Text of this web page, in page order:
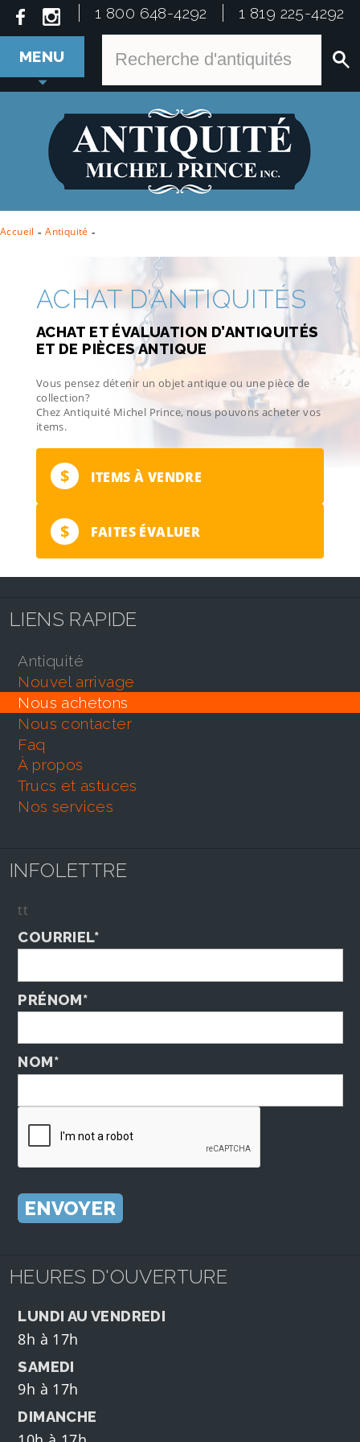
1 800 648-4292 1 819 225-4292
MENU
Accueil - Antiquité -
ACHAT D’ANTIQUITÉS
ACHAT ET ÉVALUATION D’ANTIQUITÉS
ET DE PIÈCES ANTIQUE
Vous pensez détenir un objet antique ou une pièce de
collection?
Chez Antiquité Michel Prince, nous pouvons acheter vos
items.
$ ITEMS À VENDRE
$ FAITES ÉVALUER
LIENS RAPIDE
antiquité
nouvel arrivage
nous achetons
nous contacter
faq
À propos
trucs et astuces
nos services
INFOLETTRE
tt
COURRIEL*
PRÉNOM*
NOM*
HEURES D'OUVERTURE
LUNDI AU VENDREDI
8h à 17h
SAMEDI
9h à 17h
DIMANCHE